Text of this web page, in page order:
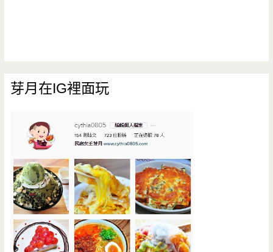
芽月在IG裡面玩